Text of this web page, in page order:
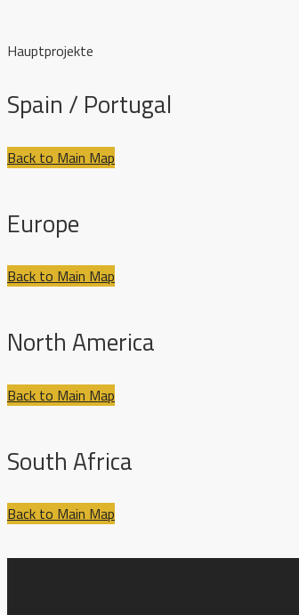
Hauptprojekte
Spain / Portugal
Back to Main Map
Europe
Back to Main Map
North America
Back to Main Map
South Africa
Back to Main Map